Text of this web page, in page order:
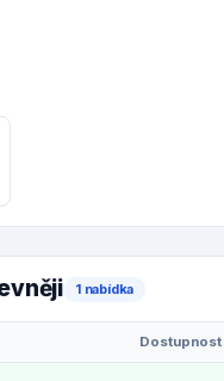
1 nabídka
Dostupnost